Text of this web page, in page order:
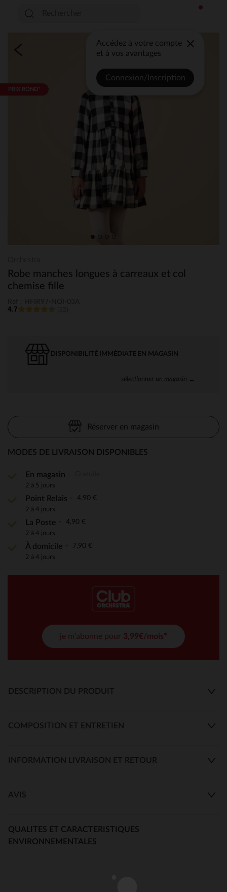
Accédez à votre compte
et à vos avantages
Connexion/Inscription
PRIX ROND*
Robe manches longues à carreaux et col
chemise fille
4.7
DISPONIBILITÉ IMMÉDIATE EN MAGASIN
sélectionner un magasin →
Réserver en magasin
MODES DE LIVRAISON DISPONIBLES
En magasin
2 à 5 jours
Point Relais 4,90 €
2 à 4 jours
La Poste 4,90 €
2 à 4 jours
À domicile 7,90 €
2 à 4 jours
je m'abonne pour 3,99€/mois*
DESCRIPTION DU PRODUIT
COMPOSITION ET ENTRETIEN
INFORMATION LIVRAISON ET RETOUR
AVIS
QUALITES ET CARACTERISTIQUES
ENVIRONNEMENTALES